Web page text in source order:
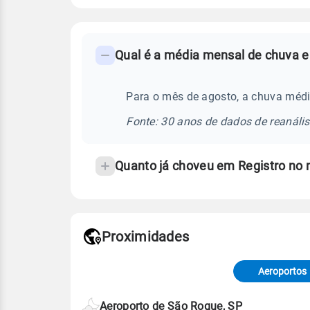
frequentes
temperatura
Qual é a média mensal de chuva
Para o mês de agosto, a chuva
Fonte: 30 anos de dados de
Quanto já choveu em Registro no
de Tempo e Estudos Climáticos
Proximidades
Aeroportos
Aeroporto de São Roque, SP